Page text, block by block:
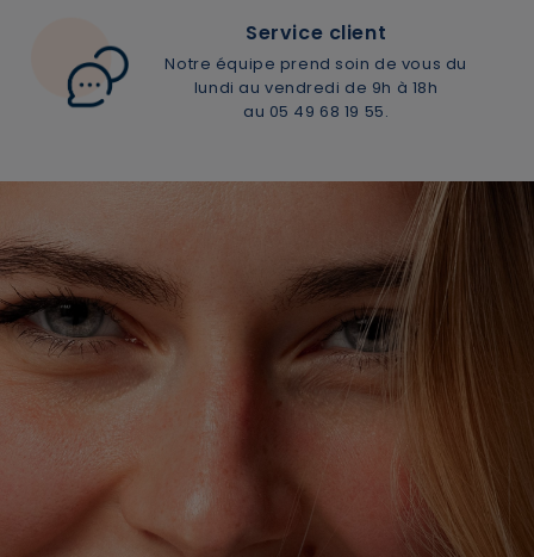
Service client
Notre équipe prend soin de vous du
lundi au vendredi de 9h à 18h
au 05 49 68 19 55.